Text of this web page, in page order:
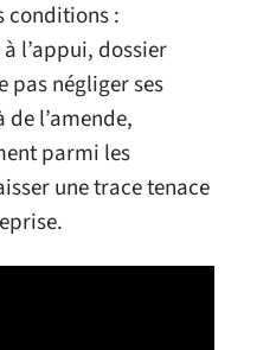
conditions :
l’appui, dossier
pas négliger ses
l’amende,
parmi les
une trace tenace